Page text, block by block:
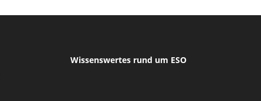
Wissenswertes rund um ESO